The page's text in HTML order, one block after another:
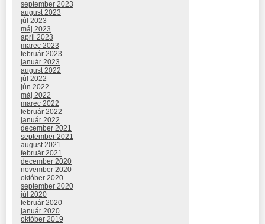
september 2023
august 2023
júl 2023
máj 2023
apríl 2023
marec 2023
február 2023
január 2023
august 2022
júl 2022
jún 2022
máj 2022
marec 2022
február 2022
január 2022
december 2021
september 2021
august 2021
február 2021
december 2020
november 2020
október 2020
september 2020
júl 2020
február 2020
január 2020
október 2019